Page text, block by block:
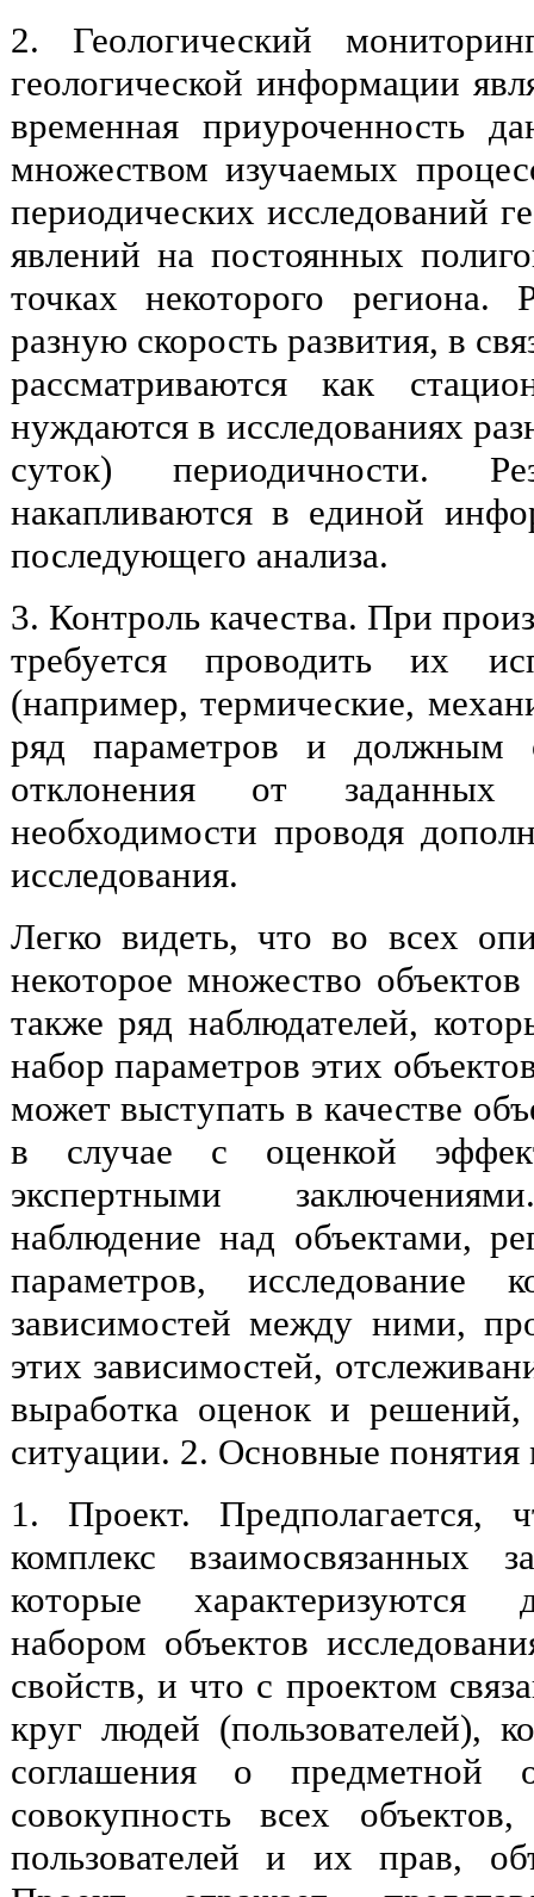
2. Геологический
геологической информации
временная приуроченность
множеством изучаемых
периодических исследований
явлений на постоянных
точках некоторого
разную скорость развития, в
рассматриваются как
нуждаются в исследованиях
суток) периодичности.
накапливаются в единой
последующего анализа.
3. Контроль качества. При
требуется проводить их
(например, термические,
ряд параметров и должным
отклонения от
необходимости проводя
исследования.
Легко видеть, что во всех
некоторое множество
также ряд наблюдателей,
набор параметров этих
может выступать в качестве
в случае с оценкой
экспертными
наблюдение над объектами,
параметров, исследование
зависимостей между ними,
этих зависимостей,
выработка оценок и
ситуации. 2. Основные понятия
1. Проект. Предполагается,
комплекс взаимосвязанных
которые характеризуются
набором объектов
свойств, и что с проектом
круг людей (пользователей),
соглашения о предметной
совокупность всех
пользователей и их прав,